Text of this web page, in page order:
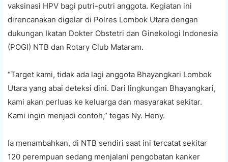
vaksinasi HPV bagi putri-putri anggota. Kegiatan ini
direncanakan digelar di Polres Lombok Utara dengan
dukungan Ikatan Dokter Obstetri dan Ginekologi Indonesia
(POGI) NTB dan Rotary Club Mataram.
“Target kami, tidak ada lagi anggota Bhayangkari Lombok
Utara yang abai deteksi dini. Dari lingkungan Bhayangkari,
kami akan perluas ke keluarga dan masyarakat sekitar.
Kami ingin menjadi contoh,” tegas Ny. Heny.
Ia menambahkan, di NTB sendiri saat ini tercatat sekitar
120 perempuan sedang menjalani pengobatan kanker